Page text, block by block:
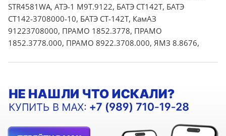
STR4581WA, АТЭ-1 М9Т.9122, БАТЭ CT142T, БАТЭ
СТ142-3708000-10, БАТЭ СТ-142Т, КамАЗ
91223708000, ПРАМО 1852.3778, ПРАМО
1852.3778.000, ПРАМО 8922.3708.000, ЯМЗ 8.8676,